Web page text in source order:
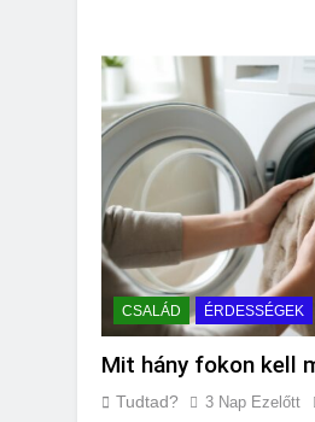
CSALÁD ÉRDESSÉGEK
Mit hány fokon kell
Tudtad? 3 Nap Ezelőtt